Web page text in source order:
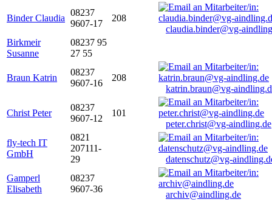
Binder Claudia
08237
9607-17
208
claudia.binder@vg-
Birkmeir
Susanne
08237 95
27 55
Braun Katrin
08237
9607-16
208
katrin.braun@vg-
Christ Peter
08237
9607-12
101
peter.christ@vg-aindling.de
fly-tech IT
GmbH
0821
207111-
29
datenschutz@vg-
Gamperl
Elisabeth
08237
9607-36
archiv@aindling.de